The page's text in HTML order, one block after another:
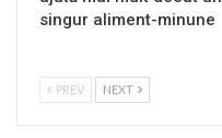
singur aliment-minune
PREV NEXT